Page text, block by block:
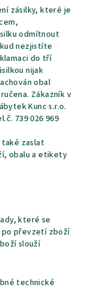
zásilky, které je
odmítnout
nezjistíte
do tří
nijak
obal
Zákazník v
Kunc s.r.o.
739 026 969
také zaslat
obalu a etikety
které se
po převzetí zboží
slouží
technické